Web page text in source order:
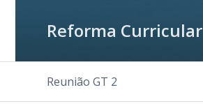
Reforma Curricular
Reunião GT 2